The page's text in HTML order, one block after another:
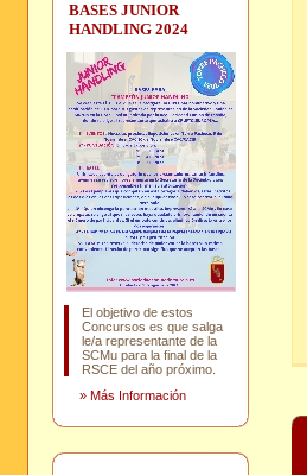
BASES JUNIOR
HANDLING 2024
El objetivo de estos
Concursos es que salga
le/a representante de la
SCMu para la final de la
RSCE del año próximo.
» Más Información